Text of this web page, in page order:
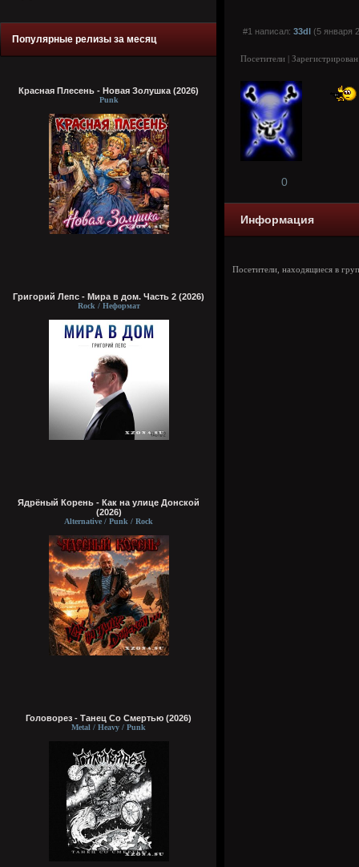
Популярные релизы за месяц
Красная Плесень - Новая Золушка (2026)
Punk
Григорий Лепс - Мира в дом. Часть 2 (2026)
Rock / Неформат
Ядрёный Корень - Как на улице Донской
(2026)
Alternative / Punk / Rock
Головорез - Tанец Со Смертью (2026)
Metal / Heavy / Punk
#1 написал: 33dl (5 января
Посетители |
0
Информация
Посетители, находящиеся в